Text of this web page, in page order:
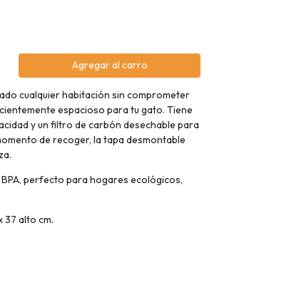
Agregar al carro
cualquier habitación sin comprometer
espacioso para tu gato. Tiene
y un filtro de carbón desechable para
de recoger, la tapa desmontable
perfecto para hogares ecológicos,
37 alto cm.